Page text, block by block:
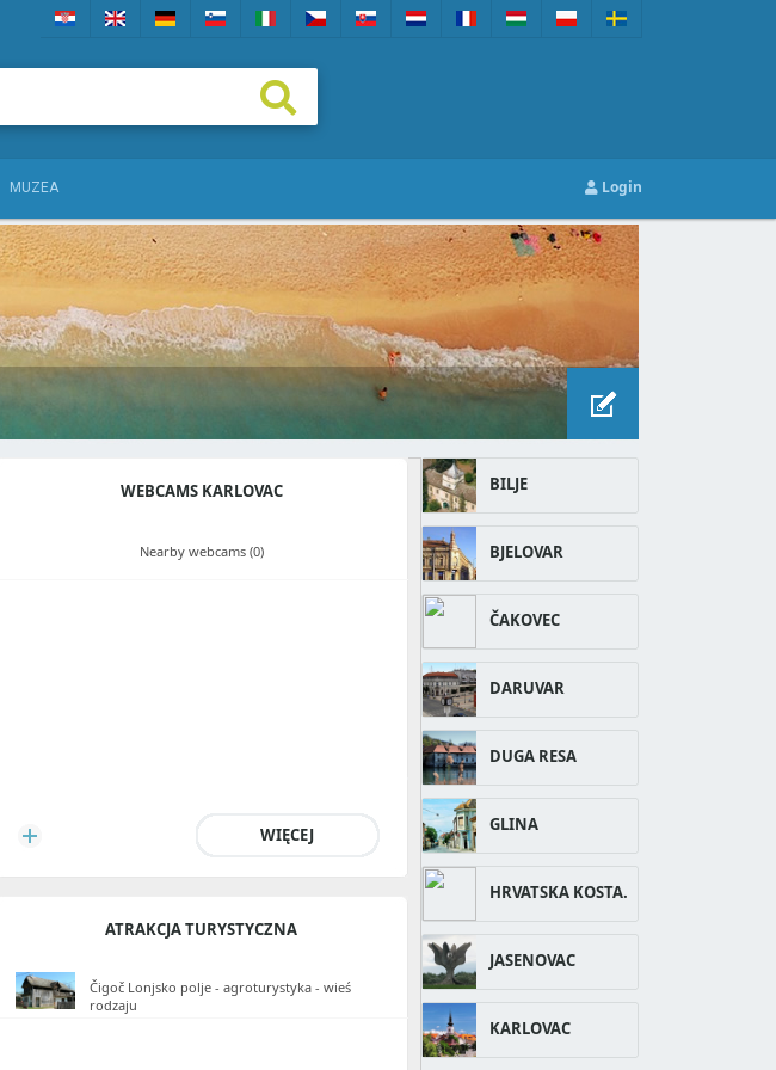
MUZEA Login
WEBCAMS KARLOVAC
Nearby webcams (0)
WIĘCEJ
ATRAKCJA TURYSTYCZNA
Čigoč Lonjsko polje - agroturystyka - wieś
rodzaju
BILJE
BJELOVAR
ČAKOVEC
DARUVAR
DUGA RESA
GLINA
HRVATSKA KOSTA.
JASENOVAC
KARLOVAC